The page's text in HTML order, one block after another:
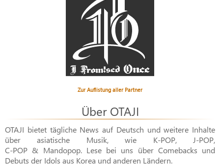
Zur Auflistung aller Partner
Über OTAJI
OTAJI bietet tägliche News auf Deutsch und weitere Inhalte
über asiatische Musik, wie K-POP, J-POP,
C-POP & Mandopop. Lese bei uns über Comebacks und
Debuts der Idols aus Korea und anderen Ländern.